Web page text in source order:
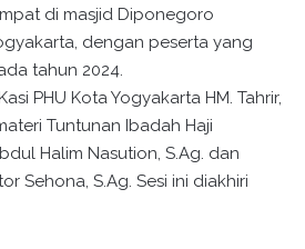
di masjid Diponegoro
dengan peserta yang
tahun 2024.
PHU Kota Yogyakarta HM. Tahrir,
Tuntunan Ibadah Haji
Halim Nasution, S.Ag. dan
Sehona, S.Ag. Sesi ini diakhiri